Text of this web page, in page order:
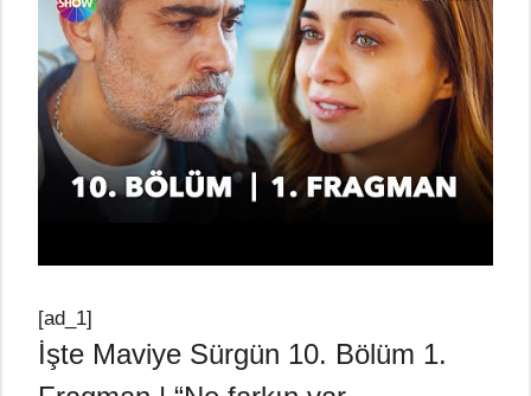
[ad_1]
İşte Maviye Sürgün 10. Bölüm 1.